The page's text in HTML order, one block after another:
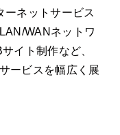
ーネットサービス
WANネットワ
イト制作など、
ービスを幅広く展